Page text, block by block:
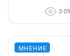
3
МНЕНИЕ